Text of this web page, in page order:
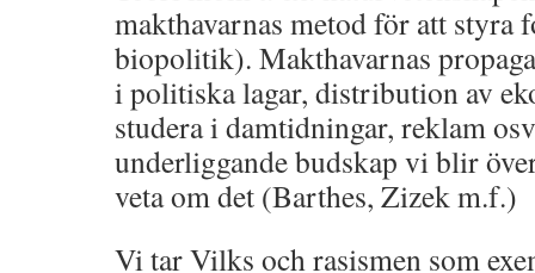
makthavarnas metod för att styra
biopolitik). Makthavarnas
i politiska lagar, distribution av
studera i damtidningar, reklam
underliggande budskap vi blir
veta om det (Barthes, Zizek m.f.)
Vi tar Vilks och rasismen som